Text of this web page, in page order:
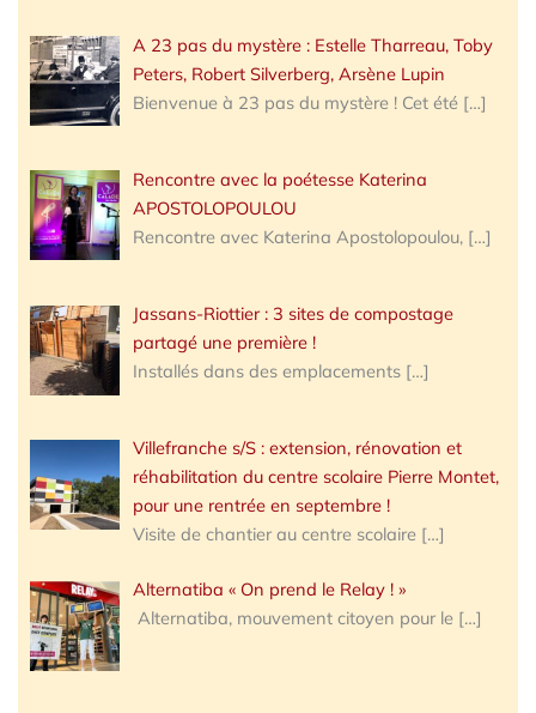
A 23 pas du mystère : Estelle Tharreau, Toby
Peters, Robert Silverberg, Arsène Lupin
Bienvenue à 23 pas du mystère ! Cet été […]
Rencontre avec la poétesse Katerina
APOSTOLOPOULOU
Rencontre avec Katerina Apostolopoulou, […]
Jassans-Riottier : 3 sites de compostage
partagé une première !
Installés dans des emplacements […]
Villefranche s/S : extension, rénovation et
réhabilitation du centre scolaire Pierre Montet,
pour une rentrée en septembre !
Visite de chantier au centre scolaire […]
Alternatiba « On prend le Relay ! »
Alternatiba, mouvement citoyen pour le […]